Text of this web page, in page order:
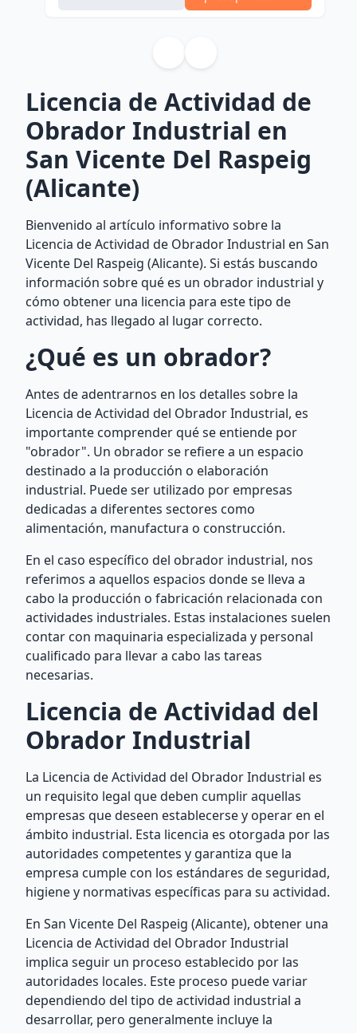
Licencia de Actividad de
Obrador Industrial en
San Vicente Del Raspeig
(Alicante)
Bienvenido al artículo informativo sobre la
Licencia de Actividad de Obrador Industrial en San
Vicente Del Raspeig (Alicante). Si estás buscando
información sobre qué es un obrador industrial y
cómo obtener una licencia para este tipo de
actividad, has llegado al lugar correcto.
¿Qué es un obrador?
Antes de adentrarnos en los detalles sobre la
Licencia de Actividad del Obrador Industrial, es
importante comprender qué se entiende por
"obrador". Un obrador se refiere a un espacio
destinado a la producción o elaboración
industrial. Puede ser utilizado por empresas
dedicadas a diferentes sectores como
alimentación, manufactura o construcción.
En el caso específico del obrador industrial, nos
referimos a aquellos espacios donde se lleva a
cabo la producción o fabricación relacionada con
actividades industriales. Estas instalaciones suelen
contar con maquinaria especializada y personal
cualificado para llevar a cabo las tareas
necesarias.
Licencia de Actividad del
Obrador Industrial
La Licencia de Actividad del Obrador Industrial es
un requisito legal que deben cumplir aquellas
empresas que deseen establecerse y operar en el
ámbito industrial. Esta licencia es otorgada por las
autoridades competentes y garantiza que la
empresa cumple con los estándares de seguridad,
higiene y normativas específicas para su actividad.
En San Vicente Del Raspeig (Alicante), obtener una
Licencia de Actividad del Obrador Industrial
implica seguir un proceso establecido por las
autoridades locales. Este proceso puede variar
dependiendo del tipo de actividad industrial a
desarrollar, pero generalmente incluye la